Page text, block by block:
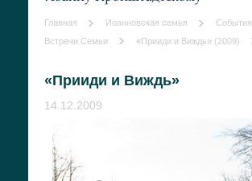
Главная Иоанновская семья
События
Встречи Семьи
«Прииди и Виждь» (2009)
«Прииди и Виждь»
14.12.2009